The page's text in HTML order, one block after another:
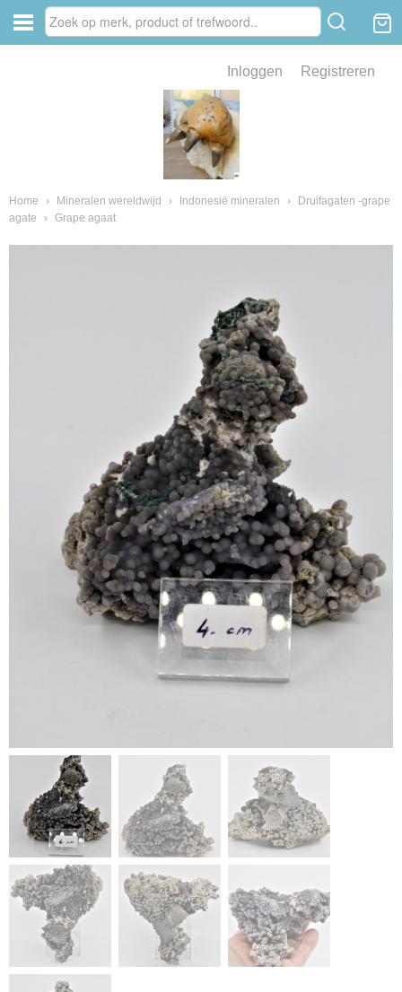
Inloggen Registreren
Home › Mineralen wereldwijd › Indonesië mineralen ›
Druifagaten -grape
agate
› Grape agaat
van fossielen en mineralen